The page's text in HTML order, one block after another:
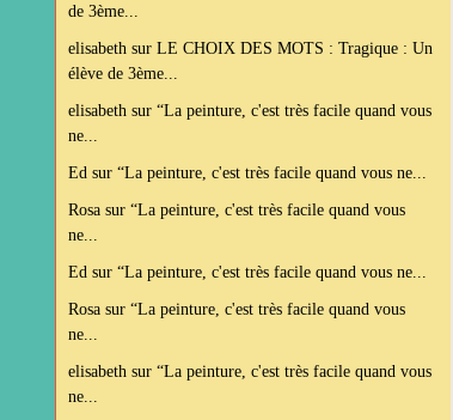
de 3ème...
elisabeth sur LE CHOIX DES MOTS : Tragique : Un
élève de 3ème...
elisabeth sur “La peinture, c'est très facile quand vous
ne...
Ed sur “La peinture, c'est très facile quand vous ne...
Rosa sur “La peinture, c'est très facile quand vous
ne...
Ed sur “La peinture, c'est très facile quand vous ne...
Rosa sur “La peinture, c'est très facile quand vous
ne...
elisabeth sur “La peinture, c'est très facile quand vous
ne...